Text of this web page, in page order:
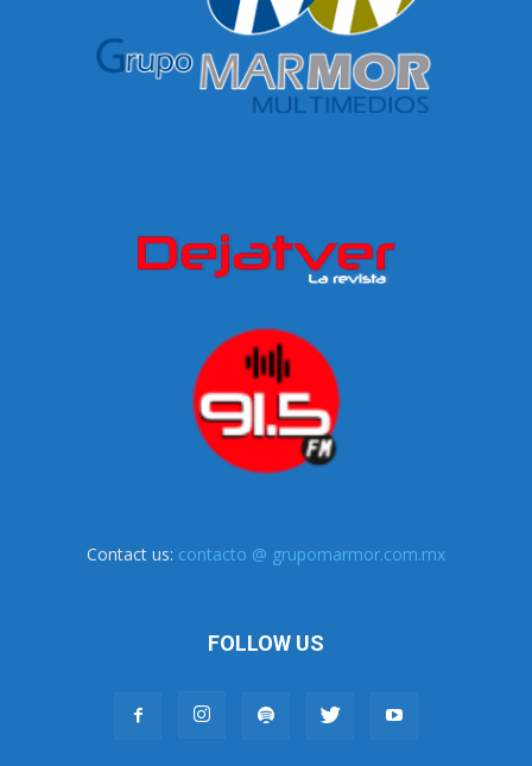
Contact us: contacto @ grupomarmor.com.mx
FOLLOW US